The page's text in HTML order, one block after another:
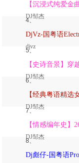
DJ邹杰
4、
djvz
5、
DJ邹杰
6、
DJ邹杰
7、
DJ邹杰
8、